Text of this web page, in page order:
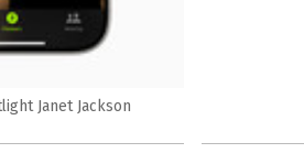
Janet Jackson